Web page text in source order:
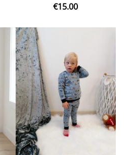
€15.00